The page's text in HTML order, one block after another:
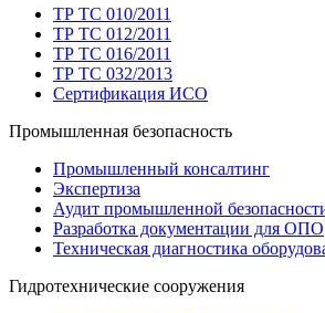
ТР ТС 010/2011
ТР ТС 012/2011
ТР ТС 016/2011
ТР ТС 032/2013
Сертификация ИСО
Промышленная безопасность
Промышленный консалтинг
Экспертиза
Аудит промышленной
Разработка документации для ОПО
Техническая диагностика
Гидротехнические сооружения